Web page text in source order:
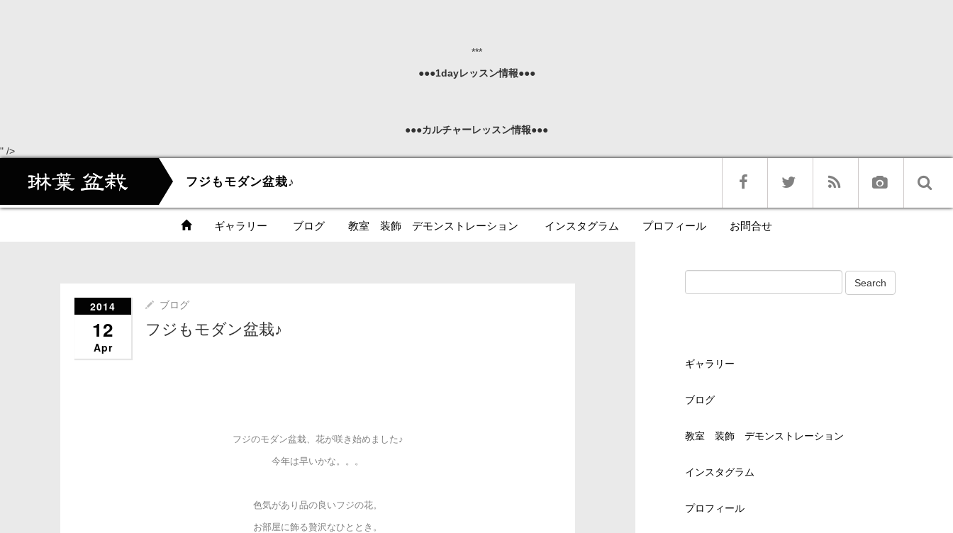
***
●●●1dayレッスン情報●●●
●●●カルチャーレッスン情報●●●
" />
フジもモダン盆栽♪
ギャラリー ブログ 教室 装飾 デモンストレーション インスタグラム プロフィール お問合せ
2014
12
Apr
ブログ
フジもモダン盆栽♪
フジのモダン盆栽、花が咲き始めました♪
今年は早いかな。。。
色気があり品の良いフジの花。
お部屋に飾る贅沢なひととき。
ギャラリー
ブログ
教室 装飾 デモンストレーション
インスタグラム
プロフィール